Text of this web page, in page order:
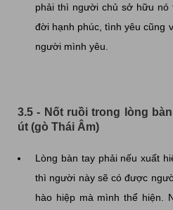
phải thì người chủ sở hữu
đời hạnh phúc, tình yêu cũng
người mình yêu.
3.5 - Nốt ruồi trong lòng
út (gò Thái Âm)
Lòng bàn tay phải nếu xuất
thì người này sẽ có được
hào hiệp mà mình thể hiện.